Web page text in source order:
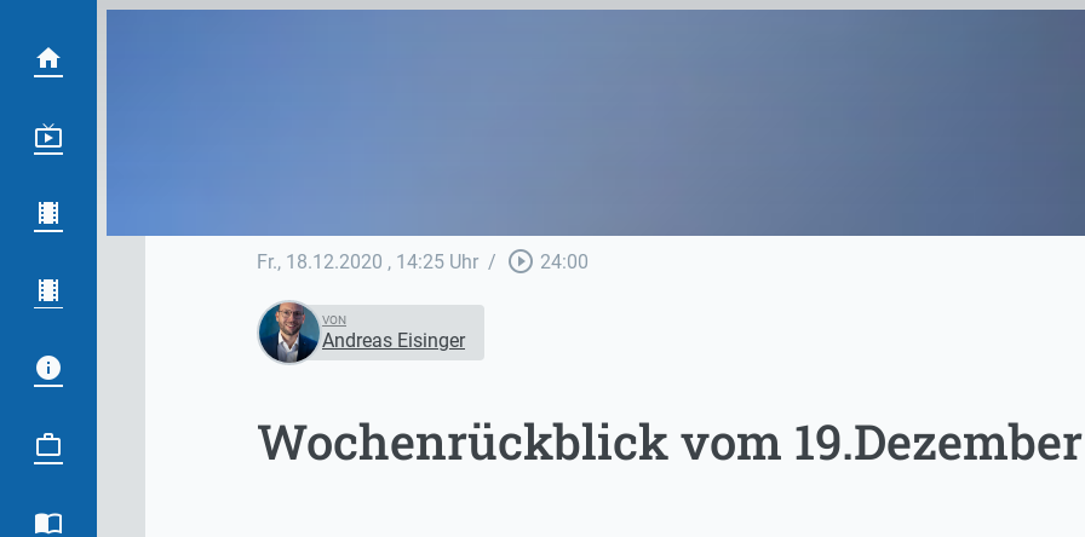
Fr., 18.12.2020 , 14:25 Uhr / play_circle_outline 24:00
VON
Andreas Eisinger
Wochenrückblick vom 19.Dezember